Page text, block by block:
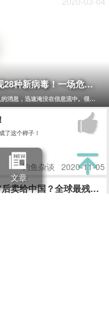
中，人们可以感受到大自然的美丽和
料的选择和使用，以及天气的变化对
都需要在实践中逐渐掌握，而且需要
鱼，人们可以更加深入地了解生态系
资源。 最后，钓鱼的过程
。钓鱼需要耐心和毅力，需要等待和
经验。这些都是与现代消费主义追求
鱼者需要学会等待和放慢节奏，需要
要学会与自然界和谐相处而非依赖人
和价值观可以帮助人们摆脱消费主义
和独立。
种新病毒！一场危及75
消息，迅速淹没在信息流中。很少有
了这个样子！
钓鱼杂谈 2020-11-05
卖给中国？全球最残忍
文章